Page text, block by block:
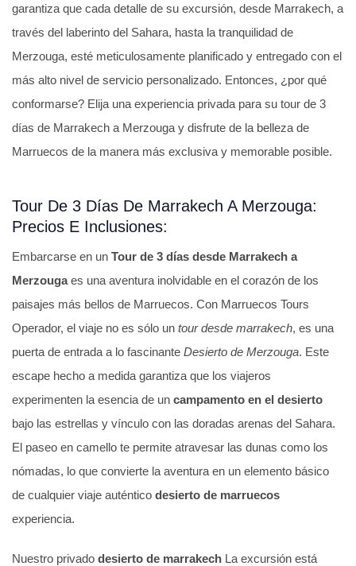
garantiza que cada detalle de su excursión, desde Marrakech, a
través del laberinto del Sahara, hasta la tranquilidad de
Merzouga, esté meticulosamente planificado y entregado con el
más alto nivel de servicio personalizado. Entonces, ¿por qué
conformarse? Elija una experiencia privada para su tour de 3
días de Marrakech a Merzouga y disfrute de la belleza de
Marruecos de la manera más exclusiva y memorable posible.
Tour De 3 Días De Marrakech A Merzouga:
Precios E Inclusiones:
Embarcarse en un Tour de 3 días desde Marrakech a
Merzougaes una aventura inolvidable en el corazón de los
paisajes más bellos de Marruecos. Con Marruecos Tours
Operador, el viaje no es sólo un tour desde marrakech, es una
puerta de entrada a lo fascinante Desierto de Merzouga. Este
escape hecho a medida garantiza que los viajeros
experimenten la esencia de un campamento en el desierto
bajo las estrellas y vínculo con las doradas arenas del Sahara.
El paseo en camello te permite atravesar las dunas como los
nómadas, lo que convierte la aventura en un elemento básico
de cualquier viaje auténtico desierto de marruecos
experiencia.
Nuestro privado desierto de marrakech La excursión está